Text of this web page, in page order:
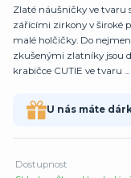
Zlaté náušničky ve tvaru
zářícími zirkony v široké
malé holčičky. Do
zkušenými zlatníky jsou
krabičce CUTIE ve tvaru ...
U nás máte
Dostupnost